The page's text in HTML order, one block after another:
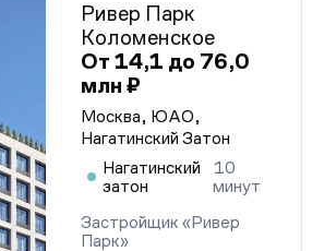
Ривер Парк
Коломенское
От 14,1 до 76,0
млн ₽
Москва, ЮАО,
Нагатинский Затон
Нагатинский
затон
10
минут
Застройщик «Ривер
Парк»